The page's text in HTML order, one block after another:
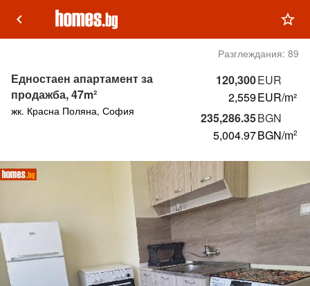
keyboard_arrow_left star_outline
Разглеждания: 89
120,300EUR
2,559EUR/m²
235,286.35BGN
5,004.97BGN/m2
Едностаен апартамент за
продажба, 47m²
жк. Красна Поляна, София